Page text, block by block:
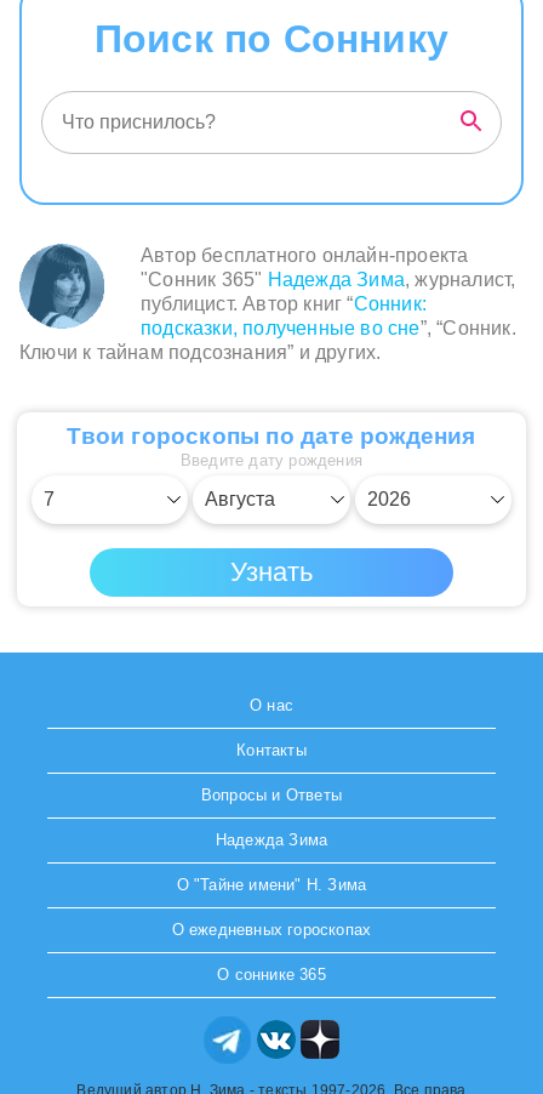
Поиск по Соннику
Автор бесплатного онлайн-проекта
"Сонник 365" Надежда Зима, журналист,
публицист. Автор книг “Сонник:
подсказки, полученные во сне”, “Сонник.
Ключи к тайнам подсознания” и других.
Твои гороскопы по дате рождения
Введите дату рождения
О нас
Контакты
Вопросы и Ответы
Надежда Зима
О "Тайне имени" Н. Зима
О ежедневных гороскопах
О соннике 365
Ведущий автор Н. Зима - тексты 1997-2026. Все права